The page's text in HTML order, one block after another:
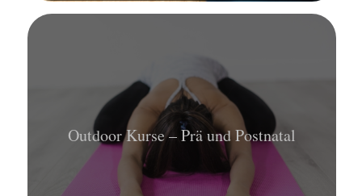
Outdoor Kurse – Prä und Postnatal